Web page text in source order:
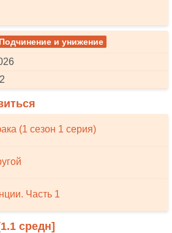
Подчинение и унижение
(1 сезон 1 серия)
Часть 1
1.1 средн]